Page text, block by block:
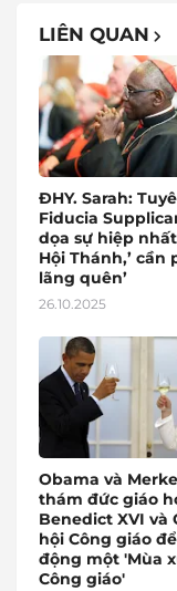
LIÊN QUAN
ĐHY. Sarah:
Fiducia
dọa sự hiệp
Hội Thánh,’ cần
lãng quên’
26.10.2025
Obama và
thám đức giáo
Benedict XVI và
hội Công giáo
động một 'Mùa
Công giáo'